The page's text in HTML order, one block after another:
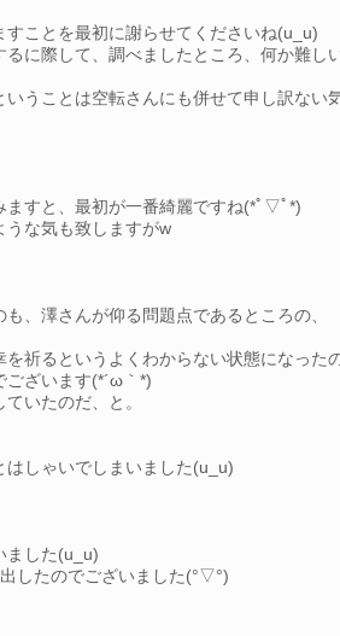
ことを最初に謝らせてくださいね(u_u)
に際して、調べましたところ、何か難し
うことは空転さんにも併せて申し訳ない
ますと、最初が一番綺麗ですね(*ﾟ▽ﾟ*)
うな気も致しますがw
、澤さんが仰る問題点であるところの、
祈るというよくわからない状態になっ
ございます(*´ω｀*)
いたのだ、と。
しゃいでしまいました(u_u)
ました(u_u)
したのでございました(°▽°)